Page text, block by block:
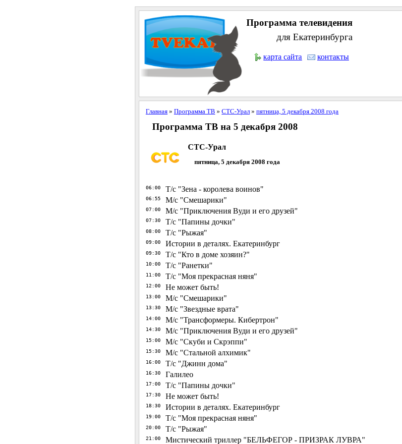
Программа телевидения
для Екатеринбурга
карта сайта контакты
Главная» Программа ТВ » СТС-Урал» пятница, 5 декабря 2008 года
Программа ТВ на 5 декабря 2008
СТС-Урал
пятница, 5 декабря 2008 года
06:00 Т/с "Зена - королева воинов"
06:55 М/с "Смешарики"
07:00 М/с "Приключения Вуди и его друзей"
07:30 Т/с "Папины дочки"
08:00 Т/с "Рыжая"
09:00 Истории в деталях. Екатеринбург
09:30 Т/с "Кто в доме хозяин?"
10:00 Т/с "Ранетки"
11:00 Т/с "Моя прекрасная няня"
12:00 Не может быть!
13:00 М/с "Смешарики"
13:30 М/с "Звездные врата"
14:00 М/с "Трансформеры. Кибертрон"
14:30 М/с "Приключения Вуди и его друзей"
15:00 М/с "Скуби и Скрэппи"
15:30 М/с "Стальной алхимик"
16:00 Т/с "Джинн дома"
16:30 Галилео
17:00 Т/с "Папины дочки"
17:30 Не может быть!
18:30 Истории в деталях. Екатеринбург
19:00 Т/с "Моя прекрасная няня"
20:00 Т/с "Рыжая"
21:00 Мистический триллер "БЕЛЬФЕГОР - ПРИЗРАК ЛУВРА"